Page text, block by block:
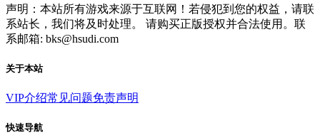
声明：本站所有游戏来源于互联网！若侵犯到您的权益，请联
系站长，我们将及时处理。 请购买正版授权并合法使用。联
系邮箱: bks@hsudi.com
关于本站
VIP介绍常见问题免责声明
快速导航